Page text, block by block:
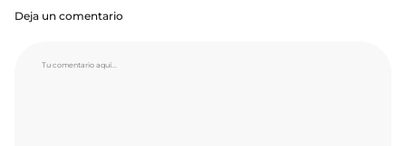
Deja un comentario